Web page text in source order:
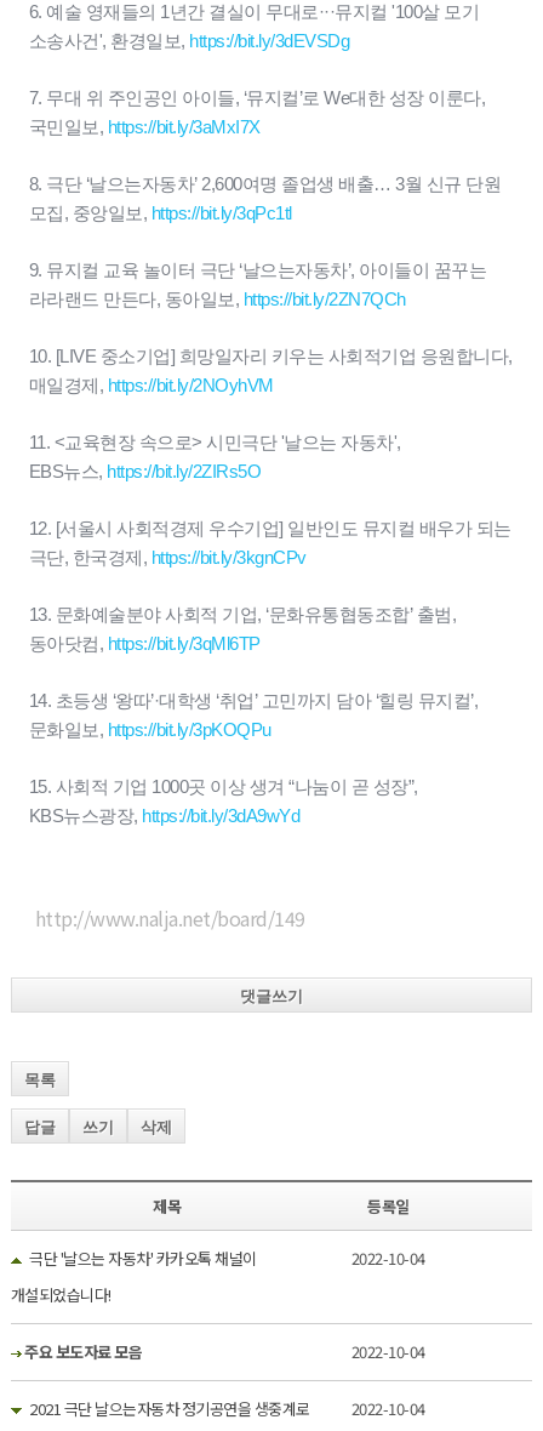
6. 예술 영재들의 1년간 결실이 무대로···뮤지컬 '100살 모기
소송사건', 환경일보, https://bit.ly/3dEVSDg
7. 무대 위 주인공인 아이들, ‘뮤지컬’로 We대한 성장 이룬다,
국민일보, https://bit.ly/3aMxI7X
8. 극단 ‘날으는자동차’ 2,600여명 졸업생 배출… 3월 신규 단원
모집, 중앙일보, https://bit.ly/3qPc1tl
9. 뮤지컬 교육 놀이터 극단 ‘날으는자동차’, 아이들이 꿈꾸는
라라랜드 만든다, 동아일보, https://bit.ly/2ZN7QCh
10. [LIVE 중소기업] 희망일자리 키우는 사회적기업 응원합니다,
매일경제, https://bit.ly/2NOyhVM
11. <교육현장 속으로> 시민극단 '날으는 자동차',
EBS뉴스, https://bit.ly/2ZIRs5O
12. [서울시 사회적경제 우수기업] 일반인도 뮤지컬 배우가 되는
극단, 한국경제, https://bit.ly/3kgnCPv
13. 문화예술분야 사회적 기업, ‘문화유통협동조합’ 출범,
동아닷컴, https://bit.ly/3qMl6TP
14. 초등생 ‘왕따’·대학생 ‘취업’ 고민까지 담아 ‘힐링 뮤지컬’,
문화일보, https://bit.ly/3pKOQPu
15. 사회적 기업 1000곳 이상 생겨 “나눔이 곧 성장”,
KBS뉴스광장, https://bit.ly/3dA9wYd
http://www.nalja.net/board/149
댓글쓰기
목록
답글 쓰기 삭제
제목 등록일
극단 '날으는 자동차' 카카오톡 채널이
개설되었습니다!
2022-10-04
주요 보도자료 모음 2022-10-04
2021 극단 날으는자동차 정기공연을 생중계로 2022-10-04